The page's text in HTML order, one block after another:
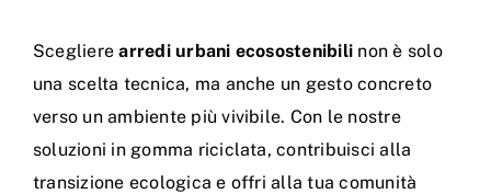
Sceglierearredi urbani ecosostenibili non è solo
una scelta tecnica, ma anche un gesto concreto
verso un ambiente più vivibile. Con le nostre
soluzioni in gomma riciclata, contribuisci alla
transizione ecologica e offri alla tua comunità